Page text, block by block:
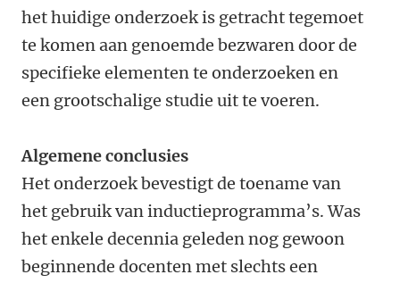
het huidige onderzoek is getracht tegemoet
te komen aan genoemde bezwaren door de
specifieke elementen te onderzoeken en
een grootschalige studie uit te voeren.
Algemene conclusies
Het onderzoek bevestigt de toename van
het gebruik van inductieprogramma’s. Was
het enkele decennia geleden nog gewoon
beginnende docenten met slechts een